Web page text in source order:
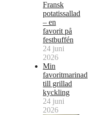
Fransk
potatissallad
– en
favorit på
festbuffén
24 juni
2026
Min
favoritmarinad
till grillad
kyckling
24 juni
2026